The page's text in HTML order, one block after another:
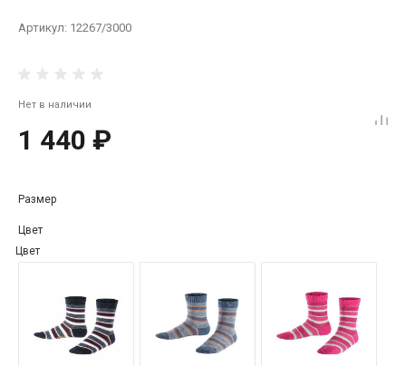
Артикул: 12267/3000
Нет в наличии
1 440 ₽
Размер
Цвет
Цвет